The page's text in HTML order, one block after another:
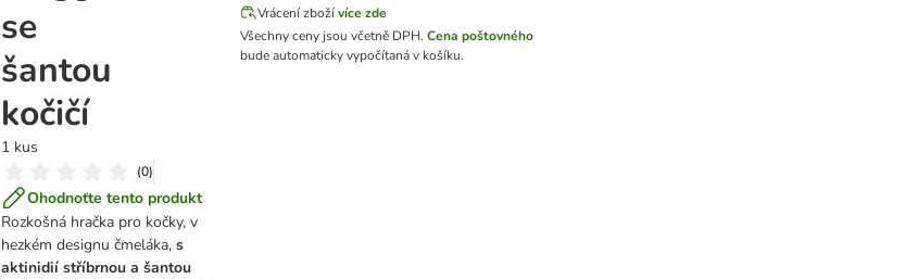
se
šantou
kočičí
1 kus
(0)
Ohodnoťte tento produkt
Rozkošná hračka pro kočky, v
hezkém designu čmeláka,s
aktinidií stříbrnou a šantou
Vrácení zbožívíce zde
Všechny ceny jsou včetně DPH. Cena poštovného
bude automaticky vypočítaná v košíku.